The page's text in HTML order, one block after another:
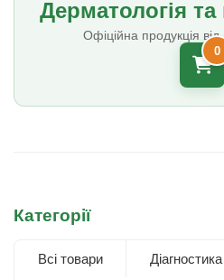
Дерматологія та
Офіційна продукція
0
Категорії
Всі товари Діагностика